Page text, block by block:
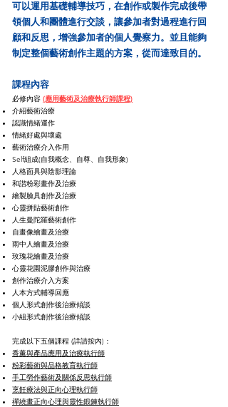
可以運用基礎輔導技巧，在創作或製作完成後帶
領個人和團體進行交談，讓參加者對過程進行回
顧和反思，增強參加者的個人覺察力。並且能夠
制定整個藝術創作主題的方案，從而達致目的。
課程內容
必修內容 (應用藝術及治療執行師課程)
介紹藝術治療
認識情緒運作
情緒好處與壞處
藝術治療介入作用
Self組成(自我概念、自尊、自我形象)
人格面具與陰影理論
和諧粉彩畫作及治療
繪製臉具創作及治療
心靈拼貼藝術創作
人生曼陀羅藝術創作
自畫像繪畫及治療
雨中人繪畫及治療
玫瑰花繪畫及治療
心靈花園泥膠創作與治療
創作治療介入方案
人本方式輔導回應
個人形式創作後治療傾談
​小組形式創作後治療傾談
完成以下五個課程 (詳請按內)：
香薰與產品應用及治療執行師
粉彩藝術與品格教育執行師
手工勞作藝術及關係反思執行師
烹飪療法與正向心理執行師
禪繞畫正向心理與靈性鍛鍊執行師